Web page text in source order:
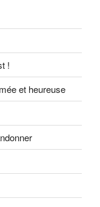
!
et heureuse